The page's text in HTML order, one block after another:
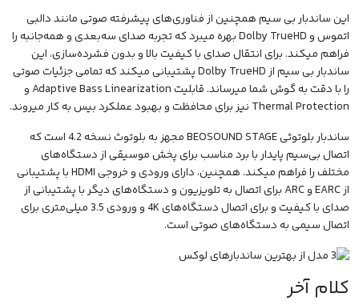
این ساندبار بی سیم همچنین از فناوری‌های پیشرفته صوتی مانند دالبی
اتموس و Dolby TrueHD بهره میبرد که تجربه صدای سه‌بعدی و همه‌جانبه را
فراهم میکند. برای انتقال صدای با کیفیت بالا و بدون فشرده‌سازی، این
ساندبار بی سیم از Dolby TrueHD پشتیبانی میکند که تمامی جزئیات صوتی
را با دقت به گوش شما میرساند. قابلیت Adaptive Bass Linearization و
Thermal Protection نیز برای محافظت و بهبود عملکرد بیس به کار میروند.
ساندبار بلوتوثی BEOSOUND STAGE مجهز به بلوتوث نسخه 4.2 است که
اتصال بی‌سیم پایدار با برد مناسب برای پخش موسیقی از دستگاه‌های
مختلف را فراهم میکند. همچنین، دارای ورودی و خروجی HDMI با پشتیبانی
از EARC و ARC برای اتصال به تلویزیون و دستگاه‌های دیگر با پشتیبانی از
صدای با کیفیت و برای اتصال دستگاه‌های 4K و ورودی 3.5 میلی‌متری برای
اتصال سیمی به دستگاه‌های صوتی است.
کلام آخر